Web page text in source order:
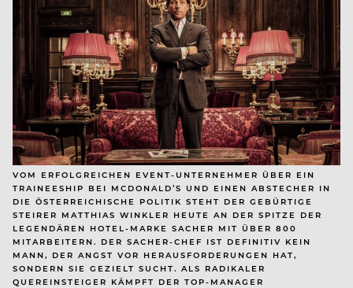
VOM ERFOLGREICHEN EVENT-UNTERNEHMER ÜBER EIN
TRAINEESHIP BEI MCDONALD’S UND EINEN ABSTECHER IN
DIE ÖSTERREICHISCHE POLITIK STEHT DER GEBÜRTIGE
STEIRER MATTHIAS WINKLER HEUTE AN DER SPITZE DER
LEGENDÄREN HOTEL-MARKE SACHER MIT ÜBER 800
MITARBEITERN. DER SACHER-CHEF IST DEFINITIV KEIN
MANN, DER ANGST VOR HERAUSFORDERUNGEN HAT,
SONDERN SIE GEZIELT SUCHT. ALS RADIKALER
QUEREINSTEIGER KÄMPFT DER TOP-MANAGER